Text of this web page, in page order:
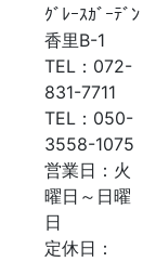
ｸﾞﾚｰｽｶﾞｰﾃﾞﾝ
香里B-1
TEL：072-
831-7711
TEL：050-
3558-1075
営業日：火
曜日～日曜
日
定休日：